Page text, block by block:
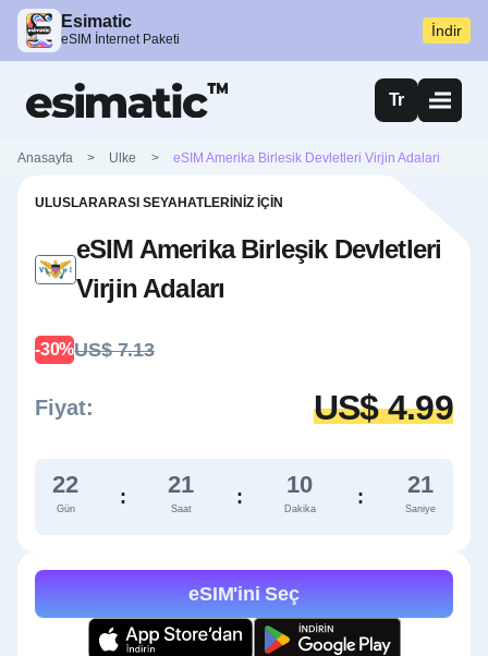
Esimatic
eSIM İnternet Paketi İndir
Tr
Anasayfa > Ulke > eSIM Amerika Birlesik Devletleri Virjin Adalari
ULUSLARARASI SEYAHATLERINIZ İÇIN
eSIM Amerika Birleşik Devletleri
Virjin Adaları
-30%US$ 7.13
Fiyat: US$ 4.99
22
Gün
: 21
Saat
: 10
Dakika
: 20
Saniye
eSIM'ini Seç